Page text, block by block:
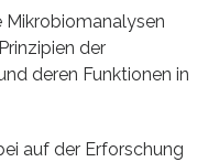
Mikrobiomanalysen
der
deren Funktionen in
auf der Erforschung